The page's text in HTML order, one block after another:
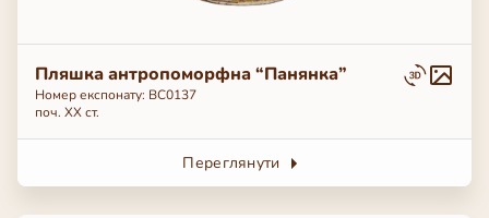
Пляшка антропоморфна “Панянка”
Номер експонату: ВС0137
поч. ХХ ст.
Переглянути